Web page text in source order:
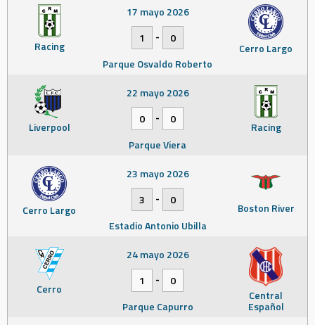
Racing Cerro Largo
17 mayo 2026
1
-
0
Parque Osvaldo Roberto
Liverpool Racing
22 mayo 2026
0
-
0
Parque Viera
Cerro Largo Boston River
23 mayo 2026
3
-
0
Estadio Antonio Ubilla
Cerro Central
Español
24 mayo 2026
1
-
0
Parque Capurro